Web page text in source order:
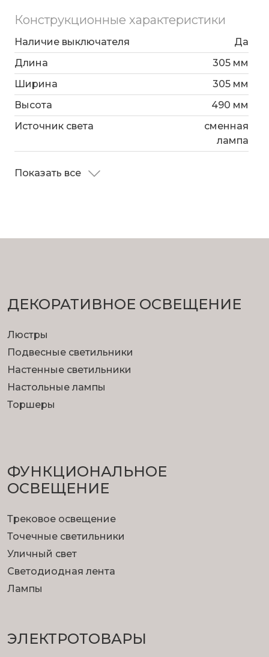
Конструкционные характеристики
Наличие выключателя
Да
Длина
305 мм
Ширина
305 мм
Высота
490 мм
Источник света
сменная
лампа
Показать все
ДЕКОРАТИВНОЕ ОСВЕЩЕНИЕ
Люстры
Подвесные светильники
Настенные светильники
Настольные лампы
Торшеры
ФУНКЦИОНА­ЛЬНОЕ
ОСВЕЩЕНИЕ
Трековое освещение
Точечные светильники
Уличный свет
Светодиодная лента
Лампы
ЭЛЕКТРОТОВАРЫ